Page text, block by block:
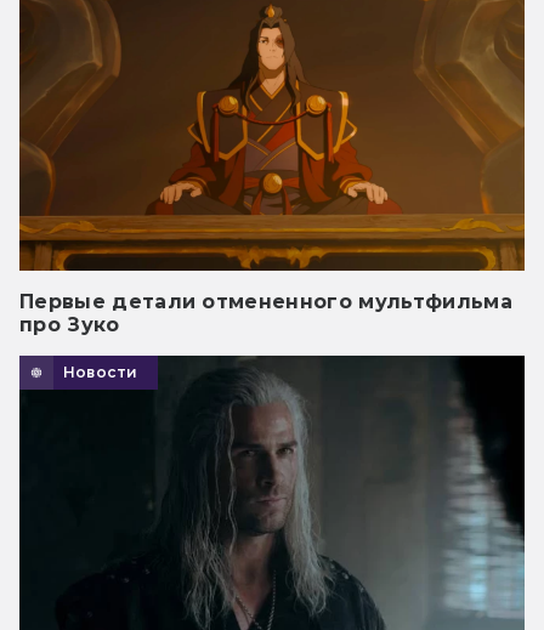
Первые детали отмененного мультфильма
про Зуко
Новости